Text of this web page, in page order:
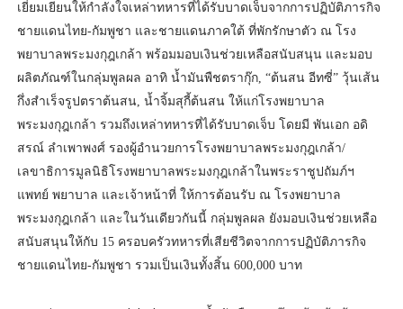
เยี่ยมเยียนให้กำลังใจเหล่าทหารที่ได้รับบาดเจ็บจากการปฏิบัติภารกิจ
ชายแดนไทย-กัมพูชา และชายแดนภาคใต้ ที่พักรักษาตัว ณ โรง
พยาบาลพระมงกุฎเกล้า พร้อมมอบเงินช่วยเหลือสนับสนุน และมอบ
ผลิตภัณฑ์ในกลุ่มพูลผล อาทิ น้ำมันพืชตรากุ๊ก, “ต้นสน อีทซี่” วุ้นเส้น
กึ่งสำเร็จรูปตราต้นสน, น้ำจิ้มสุกี้ต้นสน ให้แก่โรงพยาบาล
พระมงกุฎเกล้า รวมถึงเหล่าทหารที่ได้รับบาดเจ็บ โดยมี พันเอก อดิ
สรณ์ ลำเพาพงศ์ รองผู้อำนวยการโรงพยาบาลพระมงกุฎเกล้า/
เลขาธิการมูลนิธิโรงพยาบาลพระมงกุฎเกล้าในพระราชูปถัมภ์ฯ
แพทย์ พยาบาล และเจ้าหน้าที่ ให้การต้อนรับ ณ โรงพยาบาล
พระมงกุฎเกล้า และในวันเดียวกันนี้ กลุ่มพูลผล ยังมอบเงินช่วยเหลือ
สนับสนุนให้กับ 15 ครอบครัวทหารที่เสียชีวิตจากการปฏิบัติภารกิจ
ชายแดนไทย-กัมพูชา รวมเป็นเงินทั้งสิ้น 600,000 บาท